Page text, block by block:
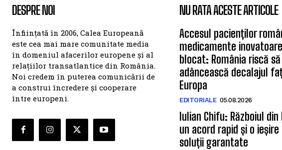
DESPRE NOI
Înființată în 2006, Calea Europeană
este cea mai mare comunitate media
în domeniul afacerilor europene și al
relațiilor transatlantice din România.
Noi credem în puterea comunicării de
a construi încredere și cooperare
între europeni.
NU RATA ACESTE ARTICOLE
Accesul pacienților
medicamente
blocat: România riscă să
adâncească decalajul
Europa
EDITORIALE 05.08.2026
Iulian Chifu: Războiul
un acord rapid și o
soluții garantate